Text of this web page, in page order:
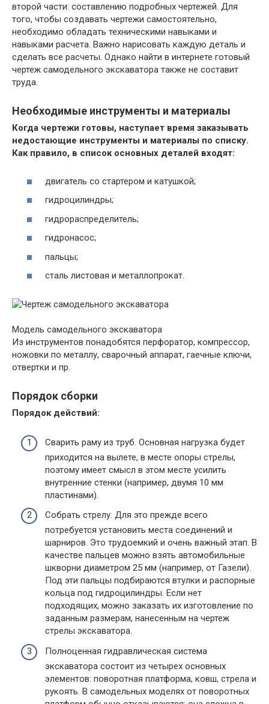
второй части: составлению подробных чертежей. Для
того, чтобы создавать чертежи самостоятельно,
необходимо обладать техническими навыками и
навыками расчета. Важно нарисовать каждую деталь и
сделать все расчеты. Однако найти в интернете готовый
чертеж самодельного экскаватора также не составит
труда.
Необходимые инструменты и материалы
Когда чертежи готовы, наступает время заказывать
недостающие инструменты и материалы по списку.
Как правило, в список основных деталей входят:
двигатель со стартером и катушкой;
гидроцилиндры;
гидрораспределитель;
гидронасос;
пальцы;
сталь листовая и металлопрокат.
Модель самодельного экскаватора
Из инструментов понадобятся перфоратор, компрессор,
ножовки по металлу, сварочный аппарат, гаечные ключи,
отвертки и пр.
Порядок сборки
Порядок действий:
Сварить раму из труб. Основная нагрузка будет
приходится на вылете, в месте опоры стрелы,
поэтому имеет смысл в этом месте усилить
внутренние стенки (например, двумя 10 мм
пластинами).
Собрать стрелу. Для это прежде всего
потребуется установить места соединений и
шарниров. Это трудоемкий и очень важный этап. В
качестве пальцев можно взять автомобильные
шкворни диаметром 25 мм (например, от Газели).
Под эти пальцы подбираются втулки и распорные
кольца под гидроцилиндры. Если нет
подходящих, можно заказать их изготовление по
заданным размерам, нанесенным на чертеж
стрелы экскаватора.
Полноценная гидравлическая система
экскаватора состоит из четырех основных
элементов: поворотная платформа, ковш, стрела и
рукоять. В самодельных моделях от поворотных